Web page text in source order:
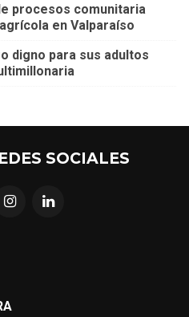
procesos comunitaria
en Valparaíso
digno para sus adultos
SOCIALES